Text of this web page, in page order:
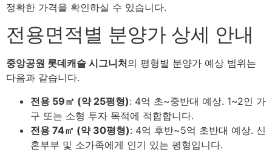
정확한 가격을 확인하실 수 있습니다.
전용면적별 분양가 상세 안내
중앙공원 롯데캐슬 시그니처의 평형별 분양가 예상 범위는
다음과 같습니다.
전용 59㎡ (약 25평형): 4억 초~중반대 예상. 1~2인 가
구 또는 소형 투자 목적에 적합합니다.
전용 74㎡ (약 30평형): 4억 후반~5억 초반대 예상. 신
혼부부 및 소가족에게 인기 있는 평형입니다.